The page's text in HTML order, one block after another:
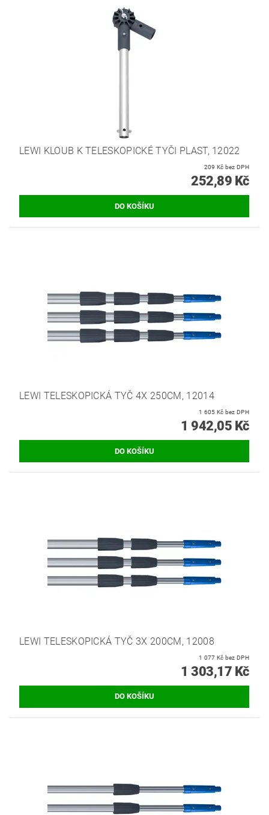
LEWI KLOUB K TELESKOPICKÉ TYČI PLAST, 12022
209 Kč bez DPH
252,89 Kč
LEWI TELESKOPICKÁ TYČ 4X 250CM, 12014
1 605 Kč bez DPH
1 942,05 Kč
LEWI TELESKOPICKÁ TYČ 3X 200CM, 12008
1 077 Kč bez DPH
1 303,17 Kč